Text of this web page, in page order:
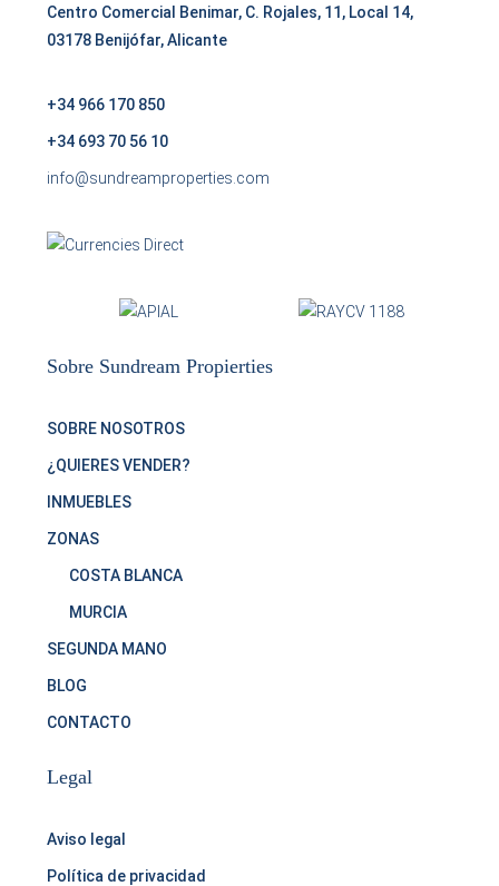
Centro Comercial Benimar, C. Rojales, 11, Local 14,
03178 Benijófar, Alicante
+34 966 170 850
+34 693 70 56 10
info@sundreamproperties.com
Sobre Sundream Propierties
SOBRE NOSOTROS
¿QUIERES VENDER?
INMUEBLES
ZONAS
COSTA BLANCA
MURCIA
SEGUNDA MANO
BLOG
CONTACTO
Legal
Aviso legal
Política de privacidad